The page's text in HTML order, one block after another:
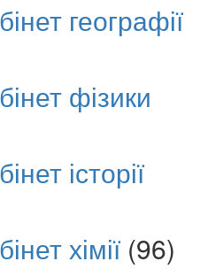
географії
фізики
історії
хімії (96)